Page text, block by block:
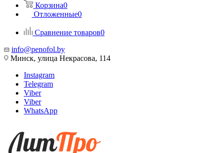
Корзина0
Отложенные0
Сравнение товаров0
info@penofol.by
Минск, улица Некрасова, 114
Instagram
Telegram
Viber
Viber
WhatsApp